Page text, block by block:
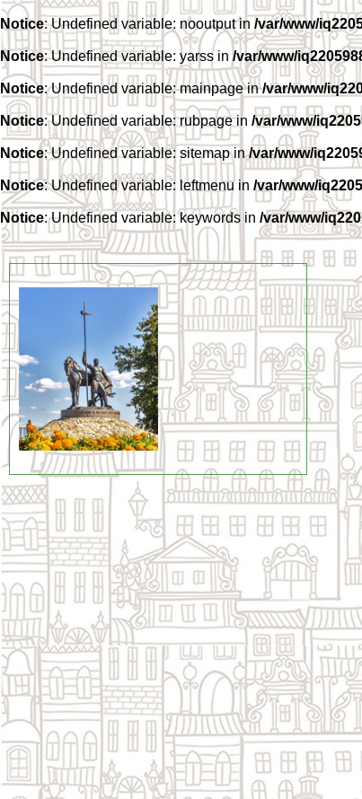
Notice: Undefined variable: nooutput in /var/www/
Notice: Undefined variable: yarss in /var/www/
Notice: Undefined variable: mainpage in/var/www/
Notice: Undefined variable: rubpage in /var/www/
Notice: Undefined variable: sitemap in/var/www/
Notice: Undefined variable: leftmenu in /var/www/
Notice: Undefined variable: keywords in /var/www/